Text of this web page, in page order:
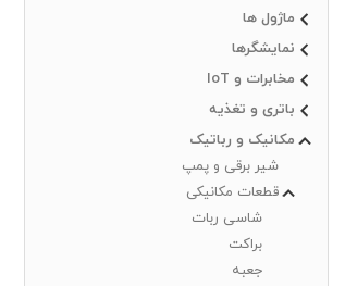
ماژول ها
نمایشگرها
مخابرات و IoT
باتری و تغذیه
مکانیک و رباتیک
شیر برقی و پمپ
قطعات مکانیکی
شاسی ربات
براکت
جعبه